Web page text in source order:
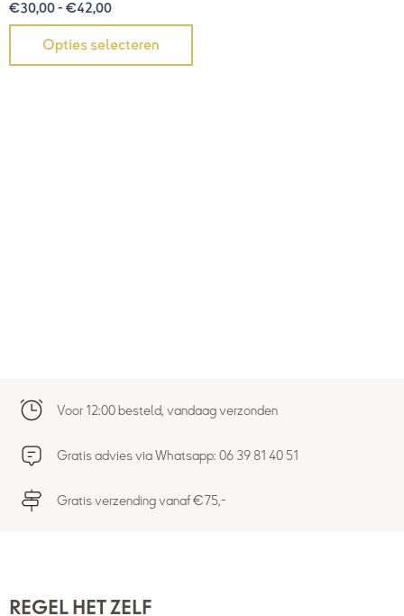
€30,00- €42,00
Opties selecteren
Voor 12:00 besteld, vandaag verzonden
Gratis advies via Whatsapp: 06 39 81 40 51
Gratis verzending vanaf €75,-
REGEL HET ZELF